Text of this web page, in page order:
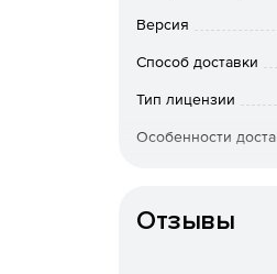
внешнему
строительных
Растения,
Версия
Способ доставки
Тип лицензии
Особенности
Отзывы